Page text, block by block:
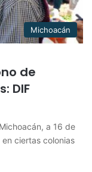
Michoacán
de
DIF
a 16 de
ciertas colonias